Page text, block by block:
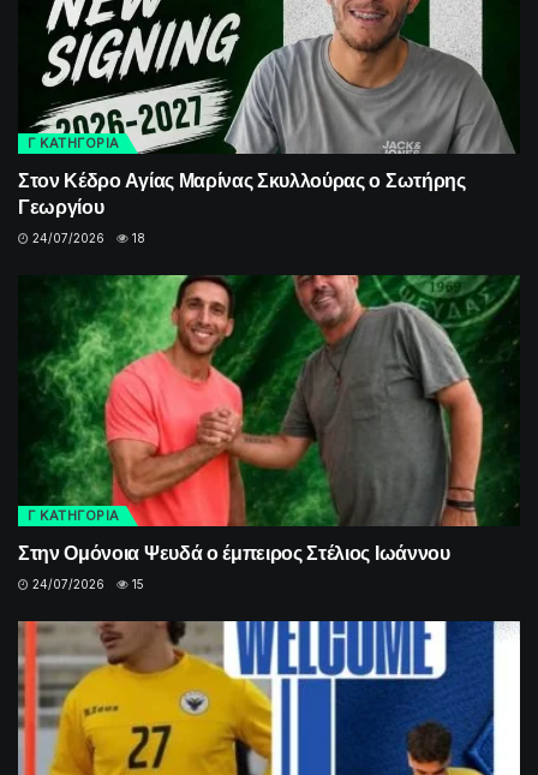
Γ ΚΑΤΗΓΟΡΙΑ
Στον Κέδρο Αγίας Μαρίνας Σκυλλούρας ο Σωτήρης
Γεωργίου
24/07/2026 18
Γ ΚΑΤΗΓΟΡΙΑ
Στην Ομόνοια Ψευδά ο έμπειρος Στέλιος Ιωάννου
24/07/2026 15